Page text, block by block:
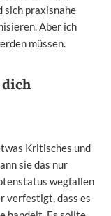
sich praxisnahe
Aber ich
müssen.
Kritisches und
sie das nur
wegfallen
verfestigt, dass es